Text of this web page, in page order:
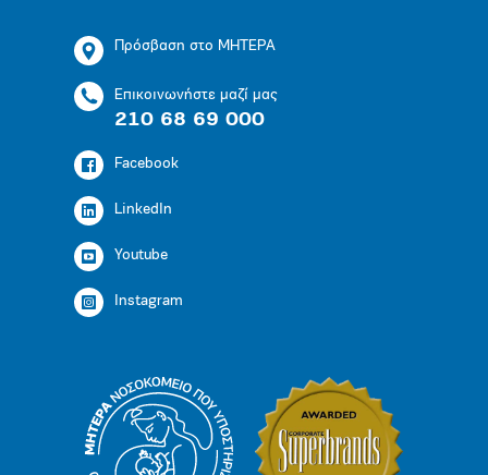
Πρόσβαση στο ΜΗΤΕΡΑ
Επικοινωνήστε μαζί μας
210 68 69 000
Facebook
LinkedIn
Youtube
Instagram